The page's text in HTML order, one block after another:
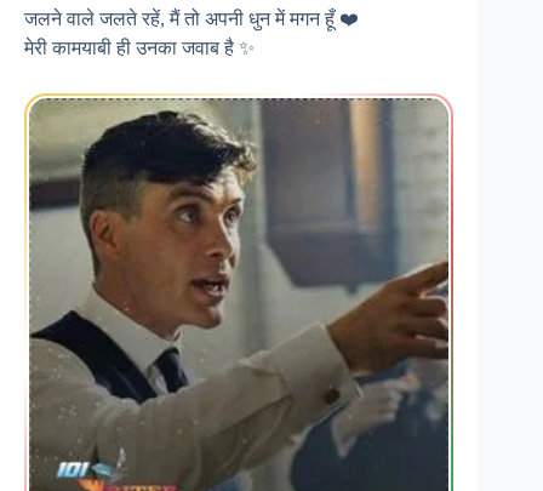
जलने वाले जलते रहें, मैं तो अपनी धुन में मगन हूँ ❤️
मेरी कामयाबी ही उनका जवाब है ✨